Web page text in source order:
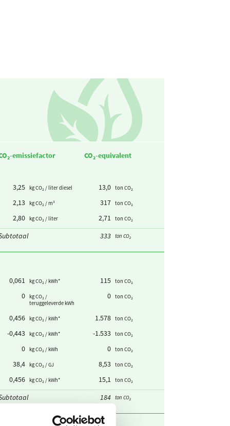
emissiefactor
CO₂-equivalent
3,25 kg CO₂ / liter diesel 13,0 ton CO₂
2,13 kg CO₂ / m³ 317 ton CO₂
2,80 kg CO₂ / liter 2,71 ton CO₂
333 ton CO₂
0,061 kg CO₂ / kWh* 115 ton CO₂
0
kg CO₂ /
teruggeleverde kWh
0 ton CO₂
0,456 kg CO₂ / kWh* 1.578 ton CO₂
-0,443 kg CO₂ / kWh* -1.533 ton CO₂
0 kg CO₂ / kWh 0 ton CO₂
38,4 kg CO₂ / GJ 8,53 ton CO₂
0,456 kg CO₂ / kWh* 15,1 ton CO₂
184 ton CO₂